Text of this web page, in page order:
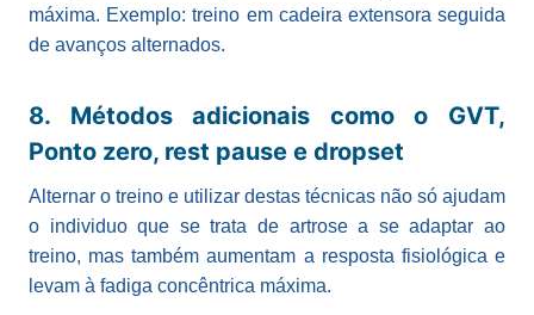
máxima. Exemplo: treino em cadeira extensora seguida
de avanços alternados.
8. Métodos adicionais como o GVT,
Ponto zero, rest pause e dropset
Alternar o treino e utilizar destas técnicas não só ajudam
o individuo que se trata de artrose a se adaptar ao
treino, mas também aumentam a resposta fisiológica e
levam à fadiga concêntrica máxima.